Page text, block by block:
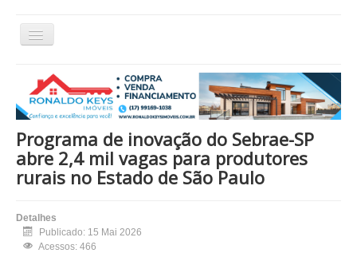
Alternar
Home Cultura Economia Educação
Esportes Eventos Filmes em Cartaz Região
Política Saúde Tecnologia Cinema / Série / TV
Nacional / Mundo Vida / Estilo Artigo / Coluna
Programa de inovação do Sebrae-SP
abre 2,4 mil vagas para produtores
rurais no Estado de São Paulo
Detalhes
Publicado: 15 Mai 2026
Acessos: 466